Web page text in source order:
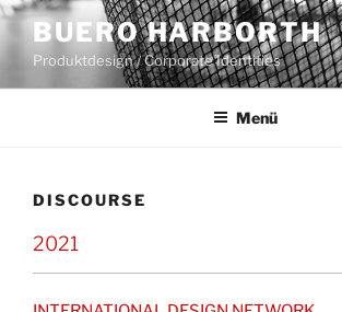
Zum
Inhalt
springen
BUERO HARBORTH
Produktdesign / Corporate Identities
Menü
DISCOURSE
2021